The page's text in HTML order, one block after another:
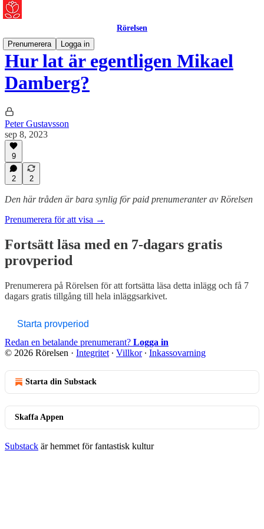
Rörelsen
Prenumerera
Logga in
Hur lat är egentligen Mikael
Damberg?
Peter Gustavsson
sep 8, 2023
9
2 2
Den här tråden är bara synlig för paid prenumeranter av Rörelsen
Prenumerera för att visa →
Fortsätt läsa med en 7-dagars gratis
provperiod
Prenumerera på Rörelsen för att fortsätta läsa detta inlägg och få 7
dagars gratis tillgång till hela inläggsarkivet.
Starta provperiod
Redan en betalande prenumerant? Logga in
© 2026 Rörelsen · Integritet ∙ Villkor∙ Inkassovarning
Starta din Substack
Skaffa Appen
Substack är hemmet för fantastisk kultur